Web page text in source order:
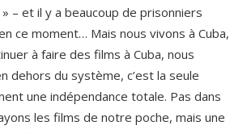
– et il y a beaucoup de prisonniers
ce moment… Mais nous vivons à Cuba,
à faire des films à Cuba, nous
dehors du système, c’est la seule
une indépendance totale. Pas dans
les films de notre poche, mais une